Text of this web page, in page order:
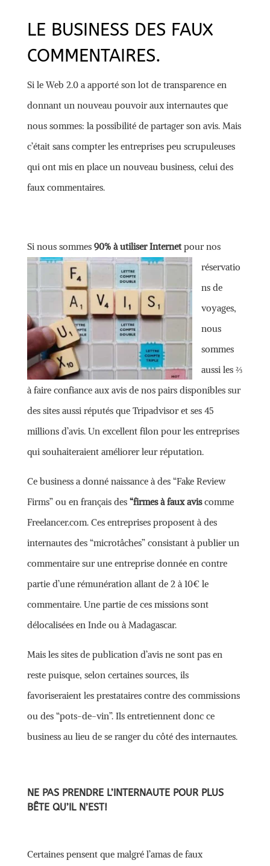
LE BUSINESS DES FAUX
COMMENTAIRES.
Si le Web 2.0 a apporté son lot de transparence en
donnant un nouveau pouvoir aux internautes que
nous sommes: la possibilité de partager son avis. Mais
c’était sans compter les entreprises peu scrupuleuses
qui ont mis en place un nouveau business, celui des
faux commentaires.
Si nous sommes 90% à utiliser Internet pour nos
réservatio
ns de
voyages,
nous
sommes
aussi les ⅔
à faire confiance aux avis de nos pairs disponibles sur
des sites aussi réputés que Tripadvisor et ses 45
millions d’avis. Un excellent filon pour les entreprises
qui souhaiteraient améliorer leur réputation.
Ce business a donné naissance à des “Fake Review
Firms” ou en français des “firmes à faux aviscomme
Freelancer.com. Ces entreprises proposent à des
internautes des “microtâches” consistant à publier un
commentaire sur une entreprise donnée en contre
partie d’une rémunération allant de 2 à 10€ le
commentaire. Une partie de ces missions sont
délocalisées en Inde ou à Madagascar.
Mais les sites de publication d’avis ne sont pas en
reste puisque, selon certaines sources, ils
favoriseraient les prestataires contre des commissions
ou des “pots-de-vin”. Ils entretiennent donc ce
business au lieu de se ranger du côté des internautes.
NE PAS PRENDRE L’INTERNAUTE POUR PLUS
BÊTE QU’IL N’EST!
Certaines pensent que malgré l’amas de faux